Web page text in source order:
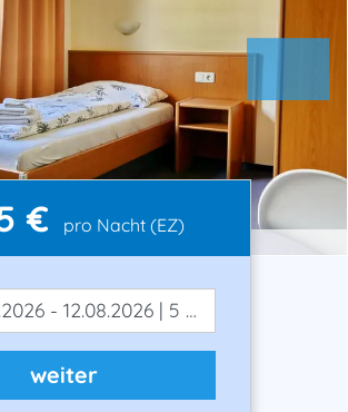
€ pro Nacht (EZ)
- 12.08.2026 | 5 Tage
weiter